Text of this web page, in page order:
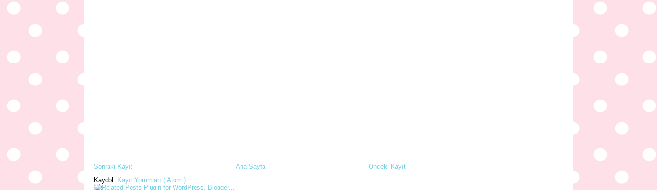
Sonraki Kayıt Önceki Kayıt
Ana Sayfa
Kaydol: Kayıt Yorumları ( Atom )